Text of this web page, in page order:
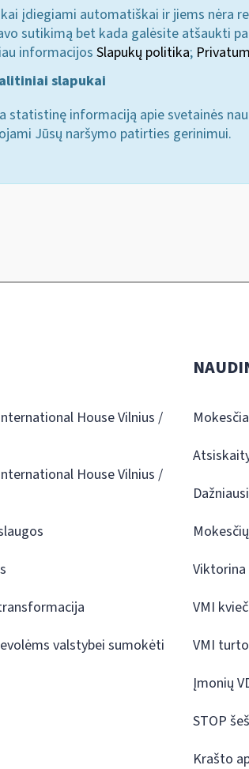
įdiegiami automatiškai ir jiems nėra
sutikimą bet kada galėsite atšaukti
informacijos Slapukų politika;
slapukai
statistinę informaciją apie svetainės
Jūsų naršymo patirties gerinimui.
House Vilnius /
House Vilnius /
valstybei sumokėti
VMI
VMI
Įmonių
STOP
Krašto